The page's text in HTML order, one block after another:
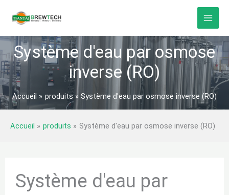
Système d'eau par osmose
inverse (RO)
Accueil produits Système d'eau par osmose inverse (RO)
Accueil produits Système d'eau par osmose inverse (RO)
Système d'eau par